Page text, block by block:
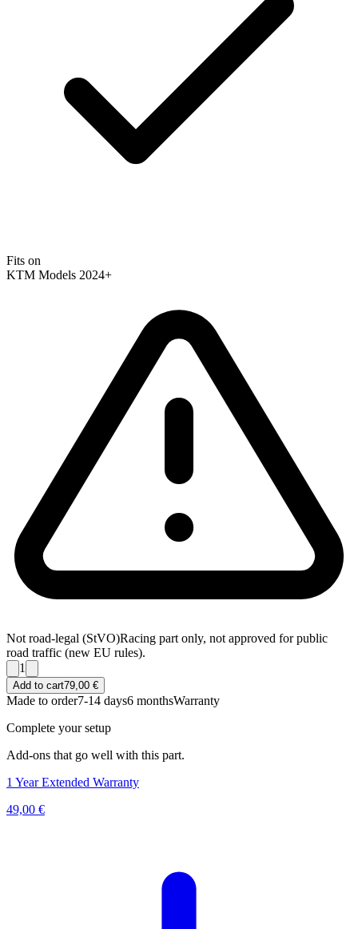
Fits on
KTM Models 2024+
Not road-legal (StVO)Racing part only, not approved for public
road traffic (new EU rules).
1
Add to cart79,00 €
Made to order7-14 days6 monthsWarranty
Complete your setup
Add-ons that go well with this part.
1 Year Extended Warranty
49,00 €